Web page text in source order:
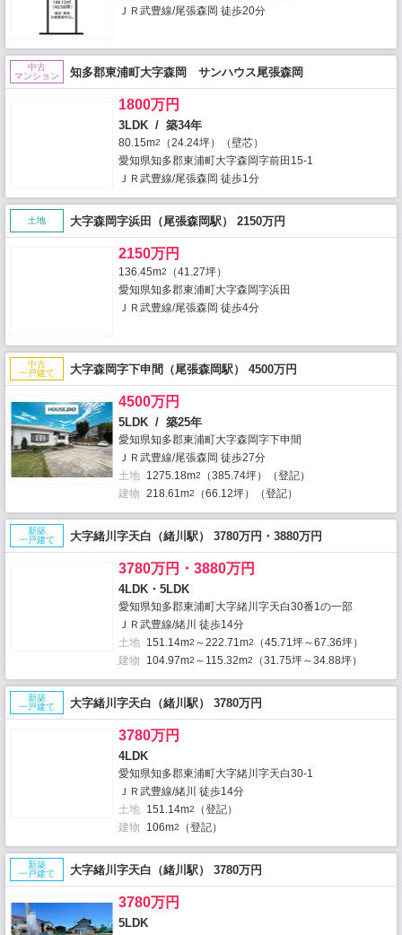
ＪＲ武豊線/尾張森岡 徒歩20分
中古
マンション
知多郡東浦町大字森岡 サンハウス尾張森岡
1800万円
3LDK / 築34年
80.15m2
（24.24坪）（壁芯）
愛知県知多郡東浦町大字森岡字前田15-1
ＪＲ武豊線/尾張森岡 徒歩1分
土地 大字森岡字浜田（尾張森岡駅） 2150万円
2150万円
136.45m2
（41.27坪）
愛知県知多郡東浦町大字森岡字浜田
ＪＲ武豊線/尾張森岡 徒歩4分
中古
一戸建て
大字森岡字下申間（尾張森岡駅） 4500万円
4500万円
5LDK / 築25年
愛知県知多郡東浦町大字森岡字下申間
ＪＲ武豊線/尾張森岡 徒歩27分
土地 1275.18m2
（385.74坪）（登記）
建物 218.61m2 （66.12坪）（登記）
新築
一戸建て
大字緒川字天白（緒川駅） 3780万円・3880万円
3780万円・3880万円
4LDK・5LDK
愛知県知多郡東浦町大字緒川字天白30番1の一部
ＪＲ武豊線/緒川 徒歩14分
土地 151.14m2 ～222.71m2
（45.71坪～67.36坪）
建物
104.97m2 ～115.32m2 （31.75坪～34.88坪）
新築
一戸建て
大字緒川字天白（緒川駅） 3780万円
3780万円
4LDK
愛知県知多郡東浦町大字緒川字天白30-1
ＪＲ武豊線/緒川 徒歩14分
土地 151.14m2
（登記）
建物
106m2 （登記）
新築
一戸建て
大字緒川字天白（緒川駅） 3780万円
3780万円
5LDK